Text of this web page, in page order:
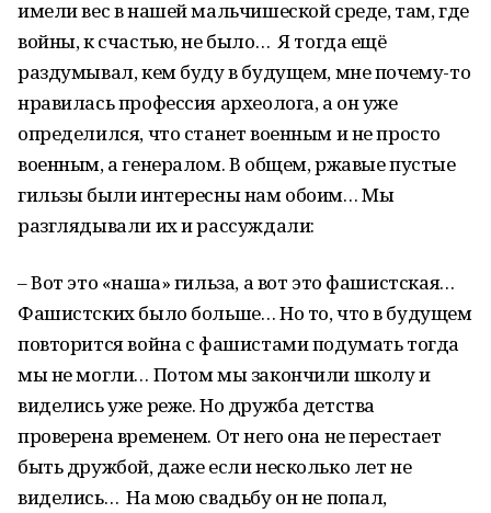
имели вес в нашей мальчишеской среде, там, где
войны, к счастью, не было… Я тогда ещё
раздумывал, кем буду в будущем, мне почему-то
нравилась профессия археолога, а он уже
определился, что станет военным и не просто
военным, а генералом. В общем, ржавые пустые
гильзы были интересны нам обоим… Мы
разглядывали их и рассуждали:
– Вот это «наша» гильза, а вот это фашистская…
Фашистских было больше… Но то, что в будущем
повторится война с фашистами подумать тогда
мы не могли… Потом мы закончили школу и
виделись уже реже. Но дружба детства
проверена временем. От него она не перестает
быть дружбой, даже если несколько лет не
виделись… На мою свадьбу он не попал,